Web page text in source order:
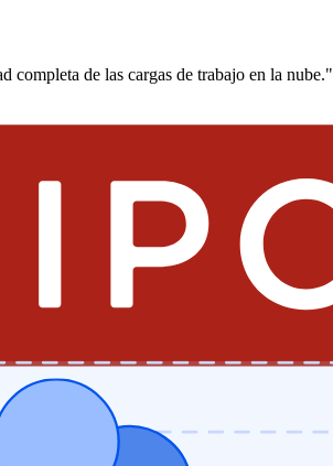
de las cargas de trabajo en la nube."